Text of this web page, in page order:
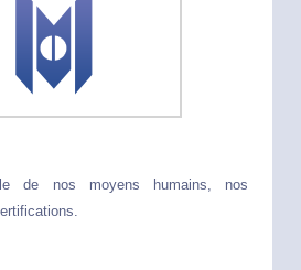
de nos moyens humains, nos